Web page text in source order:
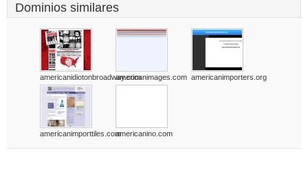
Dominios similares
americanidiotonbroadway.comamericanimages.com americanimporters.org
americanimporttiles.comamericanino.com